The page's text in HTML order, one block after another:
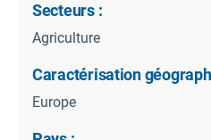
Secteurs :
Agriculture
Caractérisation
Europe